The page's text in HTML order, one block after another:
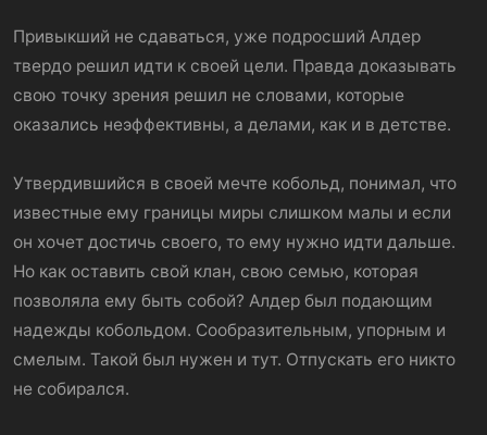
Привыкший не сдаваться, уже подросший Алдер
твердо решил идти к своей цели. Правда доказывать
свою точку зрения решил не словами, которые
оказались неэффективны, а делами, как и в детстве.
Утвердившийся в своей мечте кобольд, понимал, что
известные ему границы миры слишком малы и если
он хочет достичь своего, то ему нужно идти дальше.
Но как оставить свой клан, свою семью, которая
позволяла ему быть собой? Алдер был подающим
надежды кобольдом. Сообразительным, упорным и
смелым. Такой был нужен и тут. Отпускать его никто
не собирался.